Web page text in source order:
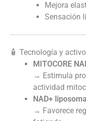
Mejora
Sensación
🧴 Tecnología y
MITOCORE
→ Estimula
actividad
NAD+ liposomal
→ Favorece